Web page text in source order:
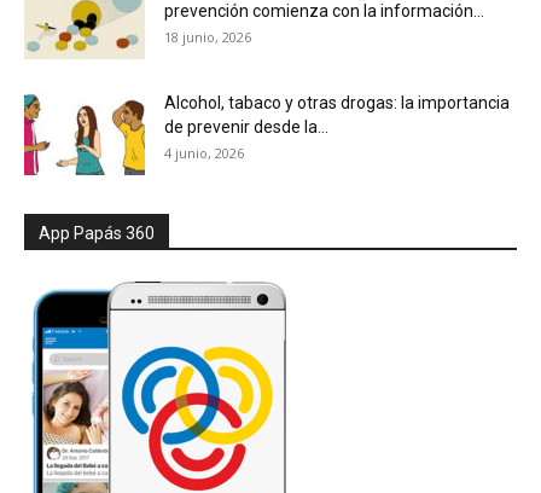
prevención comienza con la información...
18 junio, 2026
Alcohol, tabaco y otras drogas: la importancia
de prevenir desde la...
4 junio, 2026
App Papás 360